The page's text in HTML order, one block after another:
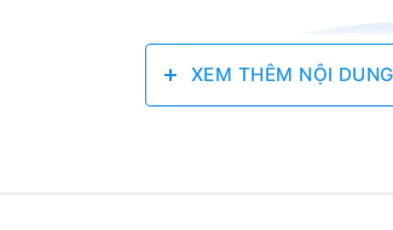
XEM THÊM NỘI DUNG